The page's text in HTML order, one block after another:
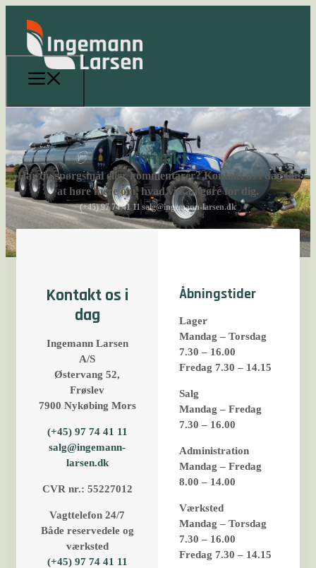
Kontakt
Har du spørgsmål eller kommentarer? Kontakt os i dag for
at høre mere om, hvad vi kan gøre for dig.
(+45) 97 74 41 11salg@ingemann-larsen.dk
Kontakt os i
dag
Ingemann Larsen
A/S
Østervang 52,
Frøslev
7900 Nykøbing Mors
(+45) 97 74 41 11
salg@ingemann-
larsen.dk
CVR nr.: 55227012
​Vagttelefon 24/7
Både reservedele og
værksted
(+45) 97 74 41 11
Åbningstider
Lager
Mandag – Torsdag
7.30 – 16.00
Fredag 7.30 – 14.15
Salg
Mandag – Fredag
7.30 – 16.00
Administration
Mandag – Fredag
8.00 – 14.00
Værksted
Mandag – Torsdag
7.30 – 16.00
Fredag 7.30 – 14.15